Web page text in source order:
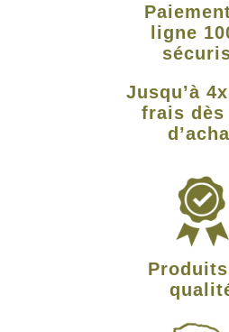
ligne
Jusqu’à
frais dès